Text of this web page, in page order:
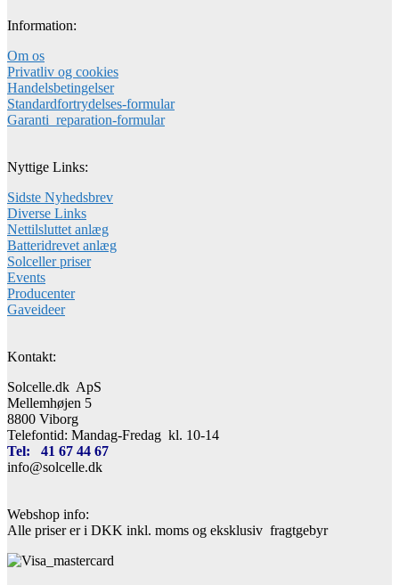
Information:
Om os
Privatliv og cookies
Handelsbetingelser
Standardfortrydelses-formular
Garanti_reparation-formular
Nyttige Links:
Sidste Nyhedsbrev
Diverse Links
Nettilsluttet anlæg
Batteridrevet anlæg
Solceller priser
Events
Producenter
Gaveideer
Kontakt:
Solcelle.dk ApS
Mellemhøjen 5
8800 Viborg
Telefontid: Mandag-Fredag kl. 10-14
Tel: 41 67 44 67
info@solcelle.dk
Webshop info:
Alle priser er i DKK inkl. moms og eksklusiv fragtgebyr